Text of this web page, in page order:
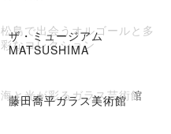
ザ・ミュージアム
MATSUSHIMA
松島で出会うオルゴールと多
彩なコレクション
藤田喬平ガラス美術館
海と光が彩るガラス芸術館